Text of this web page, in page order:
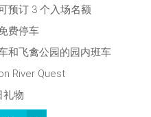
预订 3 个入场名额
费停车
和飞禽公园的园内班车
River Quest
礼物